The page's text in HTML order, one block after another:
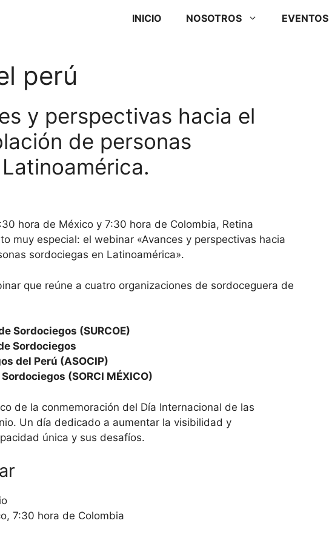
INICIO NOSOTROS EVENTOS
perú
y perspectivas hacia el
de personas
hora de México y 7:30 hora de Colombia, Retina
muy especial: el webinar «Avances y perspectivas hacia
sordociegas en Latinoamérica».
que reúne a cuatro organizaciones de sordoceguera de
Sordociegos (SURCOE)
Sordociegos
del Perú (ASOCIP)
(SORCI MÉXICO)
de la conmemoración del Día Internacional de las
Un día dedicado a aumentar la visibilidad y
única y sus desafíos.
7:30 hora de Colombia